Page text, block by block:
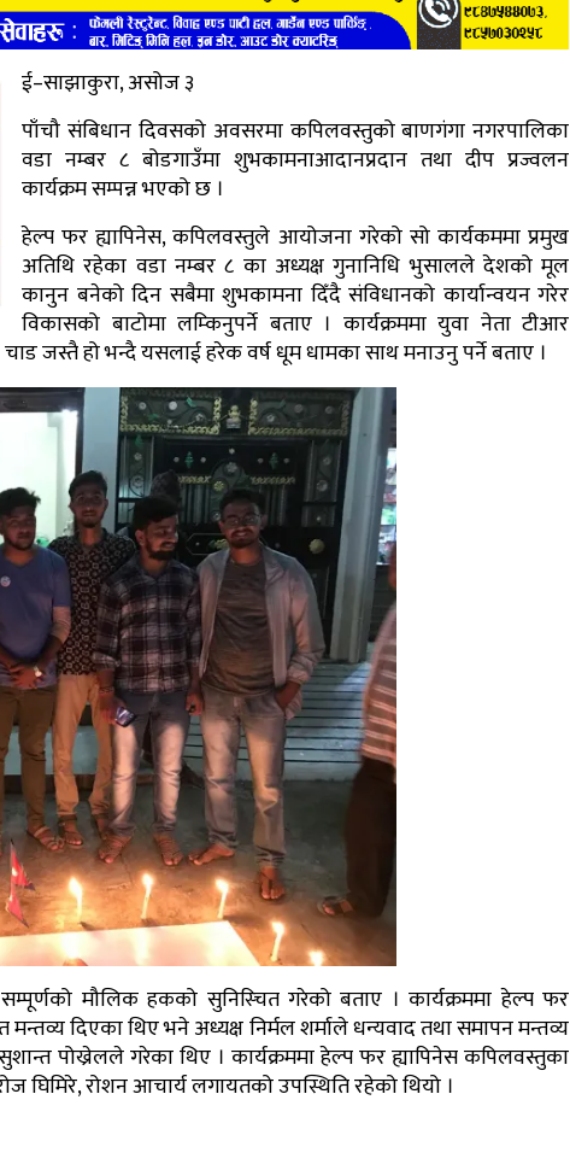
ई–साझाकुरा, असोज ३
पाँचौ संबिधान दिवसको अवसरमा कपिलवस्तुको बाणगंगा नगरपालिका
वडा नम्बर ८ बोडगाउँमा शुभकामनाआदानप्रदान तथा दीप प्रज्वलन
कार्यक्रम सम्पन्न भएको छ ।
हेल्प फर ह्यापिनेस, कपिलवस्तुले आयोजना गरेको सो कार्यकममा प्रमुख
अतिथि रहेका वडा नम्बर ८ का अध्यक्ष गुनानिधि भुसालले देशको मूल
कानुन बनेको दिन सबैमा शुभकामना दिँदै संविधानको कार्यान्वयन गरेर
विकासको बाटोमा लम्किनुपर्ने बताए । कार्यक्रममा युवा नेता टीआर
जस्तै हो भन्दै यसलाई हरेक वर्ष धूम धामका साथ मनाउनु पर्ने बताए ।
मौलिक हकको सुनिस्चित गरेको बताए । कार्यक्रममा हेल्प फर
दिएका थिए भने अध्यक्ष निर्मल शर्माले धन्यवाद तथा समापन मन्तव्य
पोख्रेलले गरेका थिए । कार्यक्रममा हेल्प फर ह्यापिनेस कपिलवस्तुका
रोशन आचार्य लगायतको उपस्थिति रहेको थियो ।